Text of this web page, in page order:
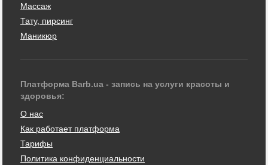
Массаж
Тату, пирсинг
Маникюр
Платформа Barb.ua - запись на услуги красоты и
здоровья:
О нас
Как работает платформа
Тарифы
Политика конфиденциальности